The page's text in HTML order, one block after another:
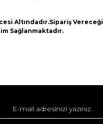
Altındadır.Sipariş
Sağlanmaktadır.